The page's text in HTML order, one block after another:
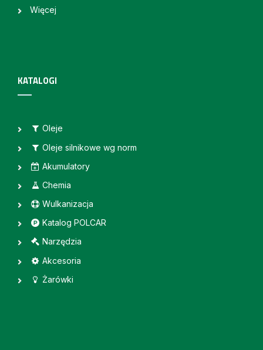
Więcej
KATALOGI
Oleje
Oleje silnikowe wg norm
Akumulatory
Chemia
Wulkanizacja
Katalog POLCAR
Narzędzia
Akcesoria
Żarówki